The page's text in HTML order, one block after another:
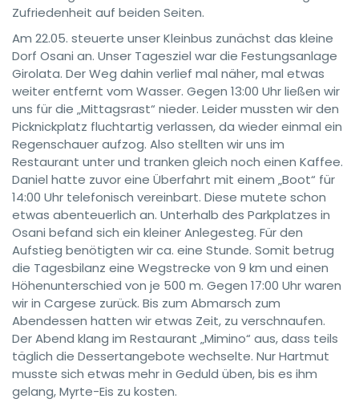
Zufriedenheit auf beiden Seiten.
Am 22.05. steuerte unser Kleinbus zunächst das kleine
Dorf Osani an. Unser Tagesziel war die Festungsanlage
Girolata. Der Weg dahin verlief mal näher, mal etwas
weiter entfernt vom Wasser. Gegen 13:00 Uhr ließen wir
uns für die „Mittagsrast“ nieder. Leider mussten wir den
Picknickplatz fluchtartig verlassen, da wieder einmal ein
Regenschauer aufzog. Also stellten wir uns im
Restaurant unter und tranken gleich noch einen Kaffee.
Daniel hatte zuvor eine Überfahrt mit einem „Boot“ für
14:00 Uhr telefonisch vereinbart. Diese mutete schon
etwas abenteuerlich an. Unterhalb des Parkplatzes in
Osani befand sich ein kleiner Anlegesteg. Für den
Aufstieg benötigten wir ca. eine Stunde. Somit betrug
die Tagesbilanz eine Wegstrecke von 9 km und einen
Höhenunterschied von je 500 m. Gegen 17:00 Uhr waren
wir in Cargese zurück. Bis zum Abmarsch zum
Abendessen hatten wir etwas Zeit, zu verschnaufen.
Der Abend klang im Restaurant „Mimino“ aus, dass teils
täglich die Dessertangebote wechselte. Nur Hartmut
musste sich etwas mehr in Geduld üben, bis es ihm
gelang, Myrte-Eis zu kosten.